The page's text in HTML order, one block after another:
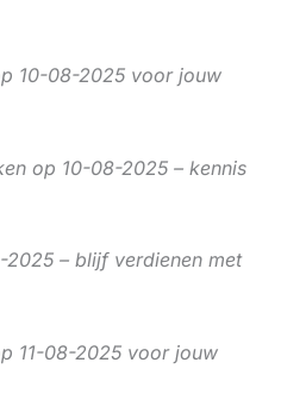
10-08-2025 voor jouw
op 10-08-2025 – kennis
2025 – blijf verdienen met
11-08-2025 voor jouw